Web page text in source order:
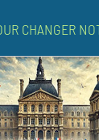
CHANGER